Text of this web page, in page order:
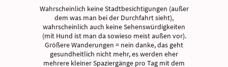
Wahrscheinlich keine Stadtbesichtigungen (außer
dem was man bei der Durchfahrt sieht),
wahrscheinlich auch keine Sehenswürdigkeiten
(mit Hund ist man da sowieso meist außen vor).
Größere Wanderungen = nein danke, das geht
gesundheitlich nicht mehr, es werden eher
mehrere kleiner Spaziergänge pro Tag mit dem